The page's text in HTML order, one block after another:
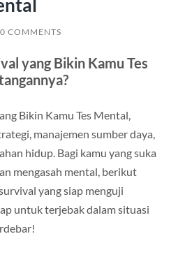
0 COMMENTS
yang Bikin Kamu Tes
Bikin Kamu Tes Mental,
manajemen sumber daya,
hidup. Bagi kamu yang suka
mengasah mental, berikut
yang siap menguji
untuk terjebak dalam situasi